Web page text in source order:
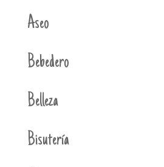
Aseo
Bebedero
Belleza
Bisutería